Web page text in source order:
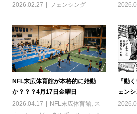
2026.02.27
フェンシング
NFL末広体育館が本格的に始動
か？？？4月17日金曜日
2026.04.17
NFL末広体育館, ス
『動
ェン